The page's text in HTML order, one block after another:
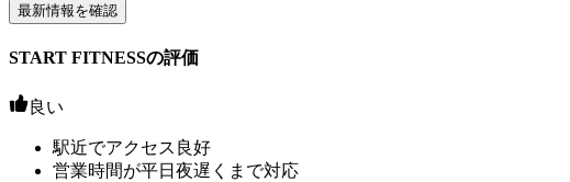
最新情報を確認
START FITNESSの評価
良い
駅近でアクセス良好
営業時間が平日夜遅くまで対応